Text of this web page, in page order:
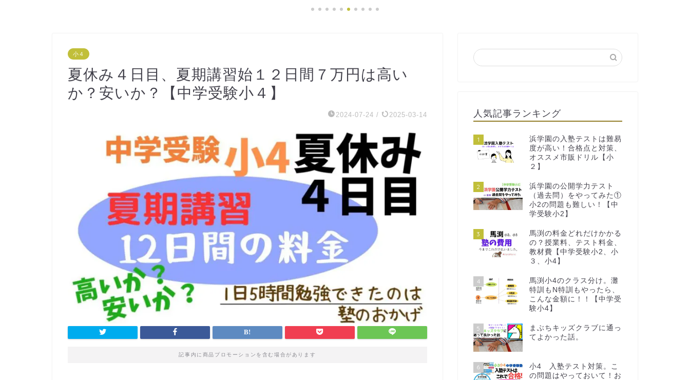
小４
夏休み４日目、夏期講習始１２日間７万円は高い
か？安いか？【中学受験小４】
2024-07-24 / 2025-03-14
記事内に商品プロモーションを含む場合があります
人気記事ランキング
1
浜学園の入塾テストは難易
度が高い！合格点と対策、
オススメ市販ドリル【小
２】
2
浜学園の公開学力テスト
（過去問）をやってみた①
小2の問題も難しい！【中
学受験小2】
3
馬渕の料金どれだけかかる
の？授業料、テスト料金、
教材費【中学受験小2、小
３、小4】
4
馬渕小4のクラス分け。灘
特訓もN特訓もやったら、
こんな金額に！！【中学受
験小4】
5
まぶちキッズクラブに通っ
てよかった話。
6
小4 入塾テスト対策。こ
の問題はやっておいて！お